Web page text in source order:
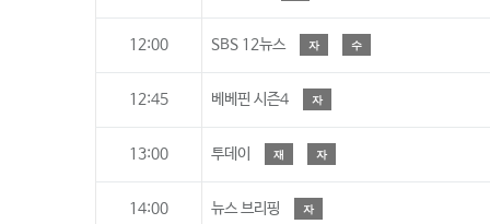
12:00 SBS 12뉴스 자 수
12:45 베베핀 시즌4 자
13:00 투데이 재 자
14:00 뉴스 브리핑 자